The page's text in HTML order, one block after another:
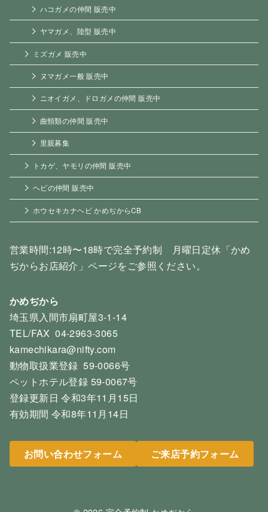
ハコガメの仲間 販売中
ヤマガメ、陸型 販売中
ミズガメ 販売中
ヌマガメ一般 販売中
ニオイガメ、ドロガメの仲間 販売中
曲頸類の仲間 販売中
里親募集
トカゲ、ヤモリの仲間 販売中
ヘビの仲間 販売中
ホウセキカナヘビ かめぢからCB
営業時間:12時〜18時で完全予約制 月曜日定休「かめ
ぢからお店紹介」ページをご参照ください。
かめぢから
埼玉県入間市扇町屋3-1-14
TEL/FAX 04-2963-3065
kamechikara@nifty.com
動物取扱業登録 59-0066号
ペットホテル登録 59-0067号
登録更新日 令和3年11月15日
有効期間 令和8年11月14日
お問い合わせフォーム ご来店予約フォーム